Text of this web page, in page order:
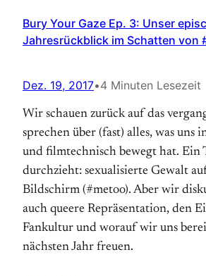
Bury Your Gaze Ep. 3: Unser
Jahresrückblick im Schatten von
Dez. 19, 2017•4 Minuten Lesezeit
Wir schauen zurück auf das
sprechen über (fast) alles, was uns
und filmtechnisch bewegt hat. Ein
durchzieht: sexualisierte Gewalt
Bildschirm (#metoo). Aber wir
auch queere Repräsentation, den
Fankultur und worauf wir uns
nächsten Jahr freuen.